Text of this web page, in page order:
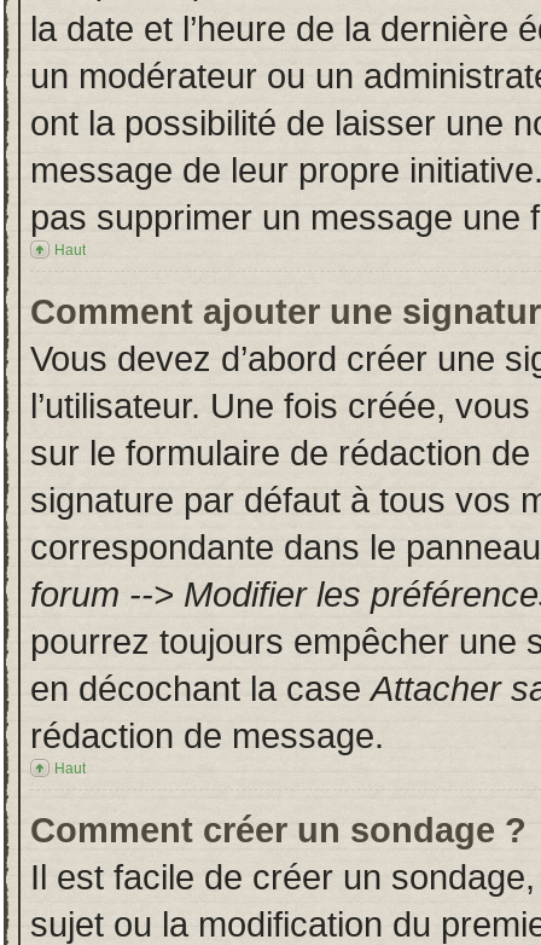
la date et l’heure de la dernière
un modérateur ou un
ont la possibilité de laisser une
message de leur propre
pas supprimer un message une
Haut
Comment ajouter une
Vous devez d’abord créer une
l’utilisateur. Une fois créée,
sur le formulaire de rédaction
signature par défaut à tous vos
correspondante dans le
forum --> Modifier les
pourrez toujours empêcher une
en décochant la caseAttacher
rédaction de message.
Haut
Comment créer un sondage ?
Il est facile de créer un
sujet ou la modification du